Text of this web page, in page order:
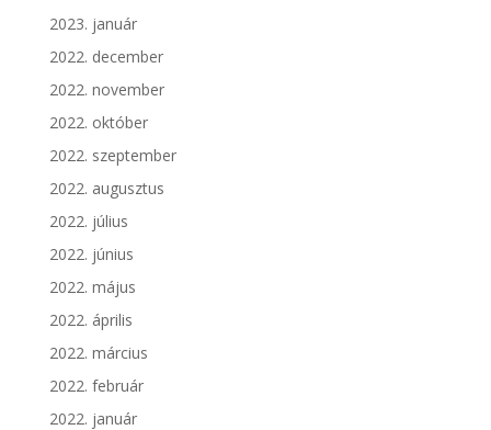
2023. január
2022. december
2022. november
2022. október
2022. szeptember
2022. augusztus
2022. július
2022. június
2022. május
2022. április
2022. március
2022. február
2022. január